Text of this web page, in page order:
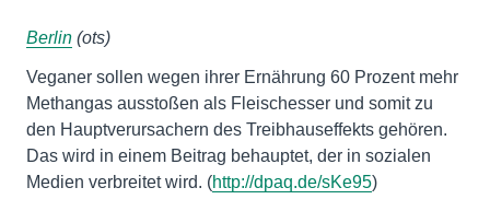
Berlin (ots)
Veganer sollen wegen ihrer Ernährung 60 Prozent mehr
Methangas ausstoßen als Fleischesser und somit zu
den Hauptverursachern des Treibhauseffekts gehören.
Das wird in einem Beitrag behauptet, der in sozialen
Medien verbreitet wird. (http://dpaq.de/sKe95)